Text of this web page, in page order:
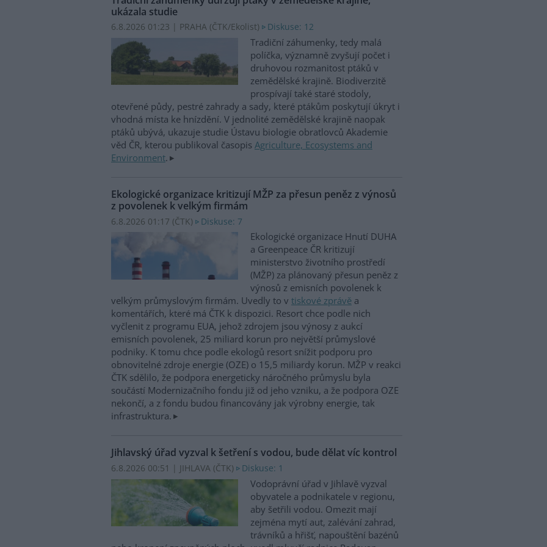
ukázala studie
6.8.2026 01:23 | PRAHA (ČTK/Ekolist) Diskuse: 12
Tradiční záhumenky, tedy malá
políčka, významně zvyšují počet i
druhovou rozmanitost ptáků v
zemědělské krajině. Biodiverzitě
prospívají také staré stodoly,
otevřené půdy, pestré zahrady a sady, které ptákům poskytují úkryt i
vhodná místa ke hnízdění. V jednolité zemědělské krajině naopak
ptáků ubývá, ukazuje studie Ústavu biologie obratlovců Akademie
věd ČR, kterou publikoval časopis Agriculture, Ecosystems and
Environment.
Ekologické organizace kritizují MŽP za přesun peněz z výnosů
z povolenek k velkým firmám
6.8.2026 01:17 (ČTK) Diskuse: 7
Ekologické organizace Hnutí DUHA
a Greenpeace ČR kritizují
ministerstvo životního prostředí
(MŽP) za plánovaný přesun peněz z
výnosů z emisních povolenek k
velkým průmyslovým firmám. Uvedly to v tiskové zprávě a
komentářích, které má ČTK k dispozici. Resort chce podle nich
vyčlenit z programu EUA, jehož zdrojem jsou výnosy z aukcí
emisních povolenek, 25 miliard korun pro největší průmyslové
podniky. K tomu chce podle ekologů resort snížit podporu pro
obnovitelné zdroje energie (OZE) o 15,5 miliardy korun. MŽP v reakci
ČTK sdělilo, že podpora energeticky náročného průmyslu byla
součástí Modernizačního fondu již od jeho vzniku, a že podpora OZE
nekončí, a z fondu budou financovány jak výrobny energie, tak
infrastruktura.
Jihlavský úřad vyzval k šetření s vodou, bude dělat víc kontrol
6.8.2026 00:51 | JIHLAVA (ČTK) Diskuse: 1
Vodoprávní úřad v Jihlavě vyzval
obyvatele a podnikatele v regionu,
aby šetřili vodou. Omezit mají
zejména mytí aut, zalévání zahrad,
trávníků a hřišť, napouštění bazénů